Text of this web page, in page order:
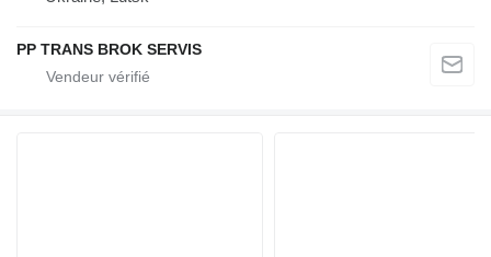
PP TRANS BROK SERVIS